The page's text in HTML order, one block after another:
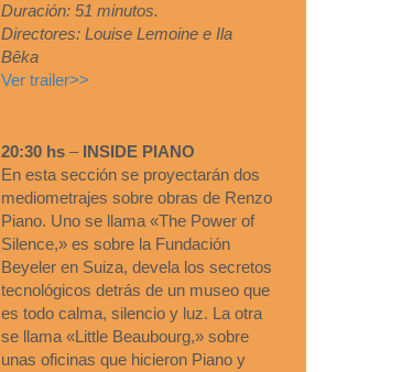
Duración: 51 minutos.
Directores: Louise Lemoine e Ila
Bêka
Ver trailer>>
20:30 hs – INSIDE PIANO
En esta sección se proyectarán dos
mediometrajes sobre obras de Renzo
Piano. Uno se llama «The Power of
Silence,» es sobre la Fundación
Beyeler en Suiza, devela los secretos
tecnológicos detrás de un museo que
es todo calma, silencio y luz. La otra
se llama «Little Beaubourg,» sobre
unas oficinas que hicieron Piano y